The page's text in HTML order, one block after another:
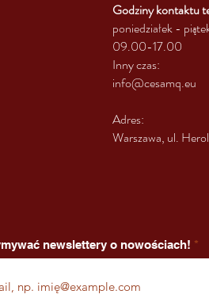
Godziny kontaktu
poniedziałek -
09.00-17.00
Inny czas:
info@cesamq.eu
Adres:
Warszawa, ul.
newslettery o nowościach!